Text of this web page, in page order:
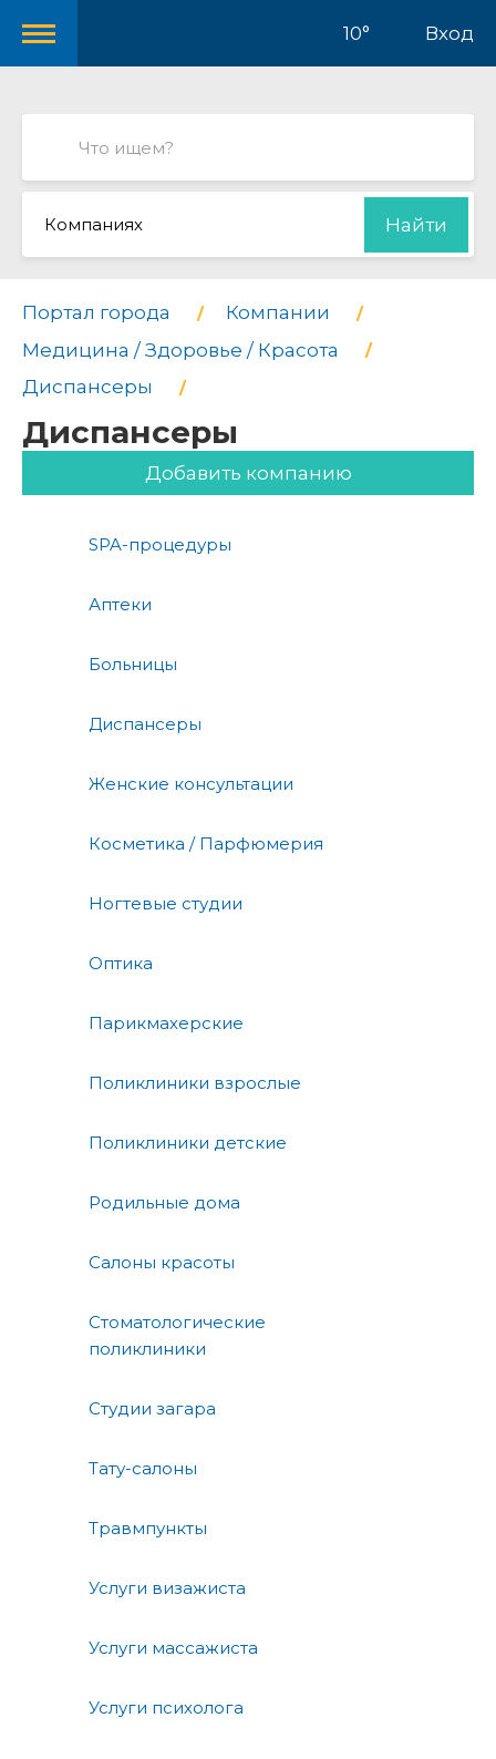
10° Вход
Компаниях Найти
Портал города
Компании
Медицина / Здоровье / Красота
Диспансеры
Диспансеры
Добавить компанию
SPA-процедуры
Аптеки
Больницы
Диспансеры
Женские консультации
Косметика / Парфюмерия
Ногтевые студии
Оптика
Парикмахерские
Поликлиники взрослые
Поликлиники детские
Родильные дома
Салоны красоты
Стоматологические
поликлиники
Студии загара
Тату-салоны
Травмпункты
Услуги визажиста
Услуги массажиста
Услуги психолога